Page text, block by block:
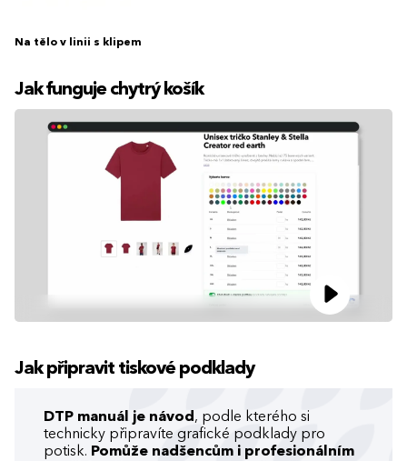
Na tělo v linii s klipem
Jak funguje chytrý košík
Jak připravit tiskové podklady
DTP manuál je návod , podle kterého si
technicky připravíte grafické podklady pro
potisk. Pomůže nadšencům i profesionálním